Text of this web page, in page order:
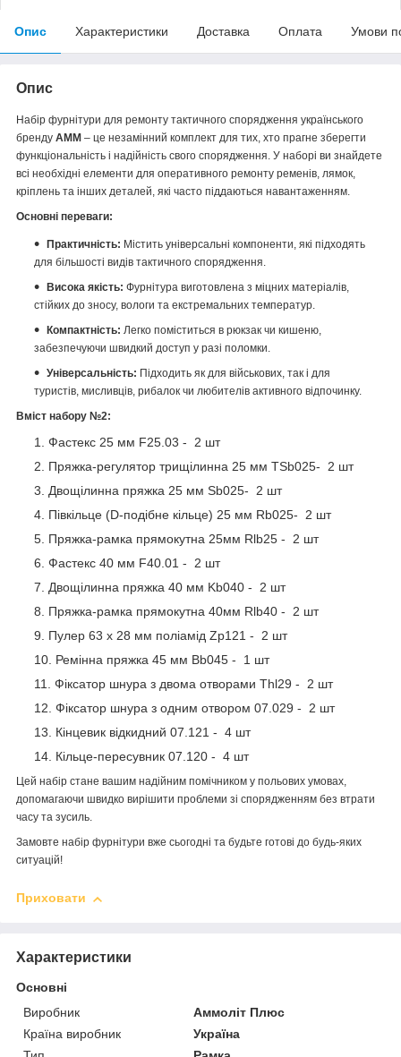
Опис Характеристики Доставка Оплата Умови
Опис
Набір фурнітури для ремонту тактичного спорядження українського
бренду АММ – це незамінний комплект для тих, хто прагне зберегти
функціональність і надійність свого спорядження. У наборі ви знайдете
всі необхідні елементи для оперативного ремонту ременів, лямок,
кріплень та інших деталей, які часто піддаються навантаженням.
Основні переваги:
Практичність: Містить універсальні компоненти, які підходять
для більшості видів тактичного спорядження.
Висока якість: Фурнітура виготовлена з міцних матеріалів,
стійких до зносу, вологи та екстремальних температур.
Компактність: Легко поміститься в рюкзак чи кишеню,
забезпечуючи швидкий доступ у разі поломки.
Універсальність: Підходить як для військових, так і для
туристів, мисливців, рибалок чи любителів активного відпочинку.
Вміст набору №2:
Фастекс 25 мм F25.03 - 2 шт
Пряжка-регулятор трищілинна 25 мм TSb025- 2 шт
Двощілинна пряжка 25 мм Sb025- 2 шт
Півкільце (D-подібне кільце) 25 мм Rb025- 2 шт
Пряжка-рамка прямокутна 25мм Rlb25 - 2 шт
Фастекс 40 мм F40.01 - 2 шт
Двощілинна пряжка 40 мм Kb040 - 2 шт
Пряжка-рамка прямокутна 40мм Rlb40 - 2 шт
Пулер 63 х 28 мм поліамід Zp121 - 2 шт
Ремінна пряжка 45 мм Bb045 - 1 шт
Фіксатор шнура з двома отворами Thl29 - 2 шт
Фіксатор шнура з одним отвором 07.029 - 2 шт
Кінцевик відкидний 07.121 - 4 шт
Кільце-пересувник 07.120 - 4 шт
Цей набір стане вашим надійним помічником у польових умовах,
допомагаючи швидко вирішити проблеми зі спорядженням без втрати
часу та зусиль.
Замовте набір фурнітури вже сьогодні та будьте готові до будь-яких
ситуацій!
Приховати
Характеристики
Основні
Виробник
Аммоліт Плюс
Країна виробник
Україна